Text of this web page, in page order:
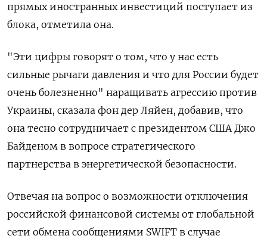
прямых иностранных инвестиций поступает из
блока, отметила она.
"Эти цифры говорят о том, что у нас есть
сильные рычаги давления и что для России будет
очень болезненно" наращивать агрессию против
Украины, сказала фон дер Ляйен, добавив, что
она тесно сотрудничает с президентом США Джо
Байденом в вопросе стратегического
партнерства в энергетической безопасности.
Отвечая на вопрос о возможности отключения
российской финансовой системы от глобальной
сети обмена сообщениями SWIFT в случае